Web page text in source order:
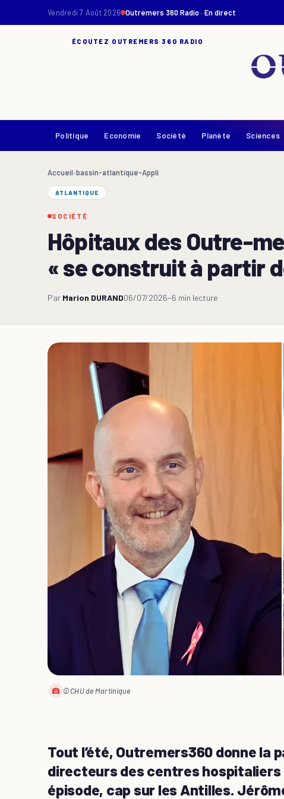
Vendredi 7 Août 2026 Outremers 360 Radio · En direct
ÉCOUTEZ OUTREMERS 360 RADIO
Politique Economie Société Planète Sciences
Accueil›bassin-atlantique-Appli
ATLANTIQUE
SOCIÉTÉ
Hôpitaux des Outre-
« se construit à partir
Par Marion DURAND06/07/2026~6 min lecture
© CHU de Martinique
Tout l’été, Outremers360 donne la
directeurs des centres
épisode, cap sur les Antilles.